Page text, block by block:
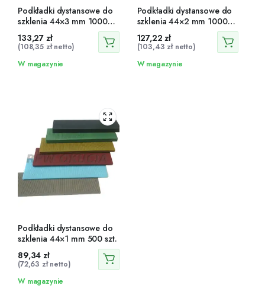
Podkładki dystansowe do
szklenia 44×3 mm 1000
szt.
133,27 zł
(108,35 złnetto)
W magazynie
Podkładki dystansowe do
szklenia 44×2 mm 1000
szt.
127,22zł
(103,43 złnetto)
W magazynie
Podkładki dystansowe do
szklenia 44×1 mm 500 szt.
89,34zł
(72,63 złnetto)
W magazynie